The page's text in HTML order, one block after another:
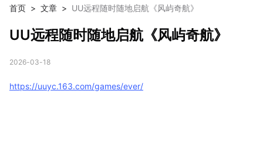
首页 > 文章 > UU远程随时随地启航《风屿奇航》
UU远程随时随地启航《风屿奇航》
2026-03-18
https://uuyc.163.com/games/ever/